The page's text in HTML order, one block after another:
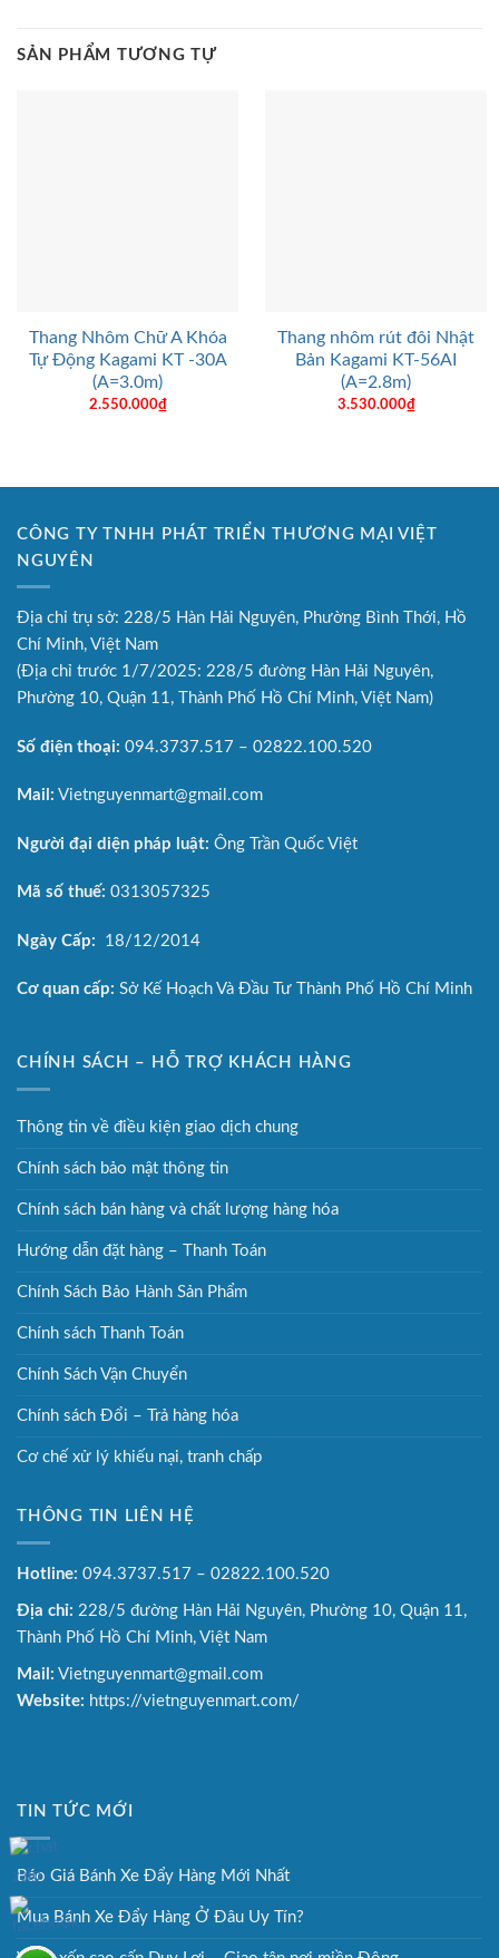
SẢN PHẨM TƯƠNG TỰ
Thang Nhôm Chữ A Khóa
Tự Động Kagami KT -30A
(A=3.0m)
2.550.000₫
Thang nhôm rút đôi Nhật
Bản Kagami KT-56AI
(A=2.8m)
3.530.000₫
CÔNG TY TNHH PHÁT TRIỂN THƯƠNG MẠI VIỆT
NGUYÊN
Địa chỉ trụ sở: 228/5 Hàn Hải Nguyên, Phường Bình Thới, Hồ
Chí Minh, Việt Nam
(Địa chỉ trước 1/7/2025: 228/5 đường Hàn Hải Nguyên,
Phường 10, Quận 11, Thành Phố Hồ Chí Minh, Việt Nam)
Số điện thoại: 094.3737.517 – 02822.100.520
Mail: Vietnguyenmart@gmail.com
Người đại diện pháp luật: Ông Trần Quốc Việt
Mã số thuế: 0313057325
Ngày Cấp: 18/12/2014
Cơ quan cấp: Sở Kế Hoạch Và Đầu Tư Thành Phố Hồ Chí Minh
CHÍNH SÁCH – HỖ TRỢ KHÁCH HÀNG
Thông tin về điều kiện giao dịch chung
Chính sách bảo mật thông tin
Chính sách bán hàng và chất lượng hàng hóa
Hướng dẫn đặt hàng – Thanh Toán
Chính Sách Bảo Hành Sản Phẩm
Chính sách Thanh Toán
Chính Sách Vận Chuyển
Chính sách Đổi – Trả hàng hóa
Cơ chế xử lý khiếu nại, tranh chấp
THÔNG TIN LIÊN HỆ
Hotline: 094.3737.517 – 02822.100.520
Địa chỉ: 228/5 đường Hàn Hải Nguyên, Phường 10, Quận 11,
Thành Phố Hồ Chí Minh, Việt Nam
Mail: Vietnguyenmart@gmail.com
Website: https://vietnguyenmart.com/
TIN TỨC MỚI
Báo Giá Bánh Xe Đẩy Hàng Mới Nhất
Mua Bánh Xe Đẩy Hàng Ở Đâu Uy Tín?